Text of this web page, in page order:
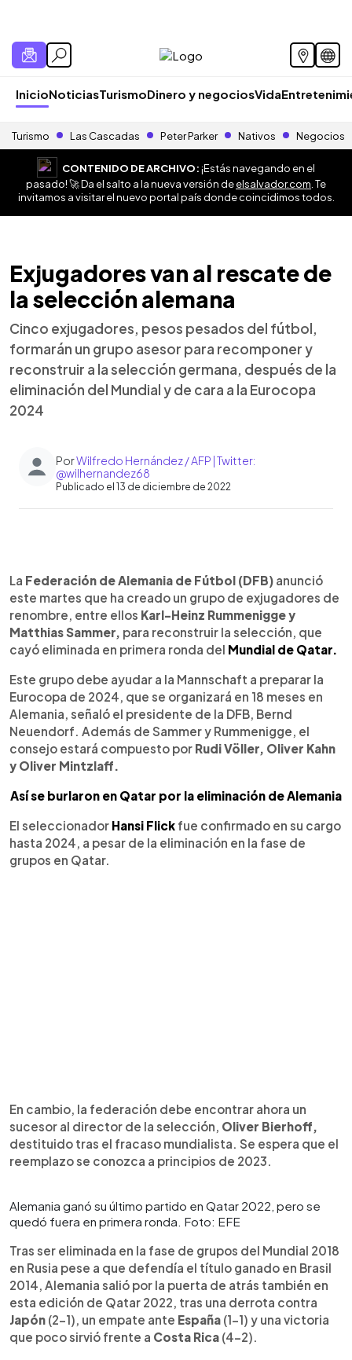
InicioNoticiasTurismoDinero y negociosVida
Turismo Las Cascadas Peter Parker Nativos Negocios
CONTENIDO DE ARCHIVO:¡Estás navegando en el
pasado! 🚀 Da el salto a la nueva versión deelsalvador.com . Te
invitamos a visitar el nuevo portal país donde coincidimos todos.
Exjugadores van al rescate de
la selección alemana
Cinco exjugadores, pesos pesados del fútbol,
formarán un grupo asesor para recomponer y
reconstruir a la selección germana, después de la
eliminación del Mundial y de cara a la Eurocopa
2024
PorWilfredo Hernández / AFP | Twitter:
@wilhernandez68
Publicado el 13 de diciembre de 2022
► Escuchar artículo
La Federación de Alemania de Fútbol (DFB) anunció
este martes que ha creado un grupo de exjugadores de
renombre, entre ellos Karl-Heinz Rummenigge y
Matthias Sammer, para reconstruir la selección, que
cayó eliminada en primera ronda del Mundial de Qatar.
Este grupo debe ayudar a la Mannschaft a preparar la
Eurocopa de 2024, que se organizará en 18 meses en
Alemania, señaló el presidente de la DFB, Bernd
Neuendorf. Además de Sammer y Rummenigge, el
consejo estará compuesto por Rudi Völler, Oliver Kahn
y Oliver Mintzlaff.
Así se burlaron en Qatar por la eliminación de Alemania
El seleccionador Hansi Flick fue confirmado en su cargo
hasta 2024, a pesar de la eliminación en la fase de
grupos en Qatar.
En cambio, la federación debe encontrar ahora un
sucesor al director de la selección, Oliver Bierhoff,
destituido tras el fracaso mundialista. Se espera que el
reemplazo se conozca a principios de 2023.
Alemania ganó su último partido en Qatar 2022, pero se
quedó fuera en primera ronda. Foto: EFE
Tras ser eliminada en la fase de grupos del Mundial 2018
en Rusia pese a que defendía el título ganado en Brasil
2014, Alemania salió por la puerta de atrás también en
esta edición de Qatar 2022, tras una derrota contra
Japón (2-1), un empate ante España (1-1) y una victoria
que poco sirvió frente a Costa Rica (4-2).